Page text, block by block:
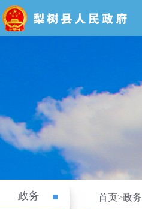
政务 首页>政务